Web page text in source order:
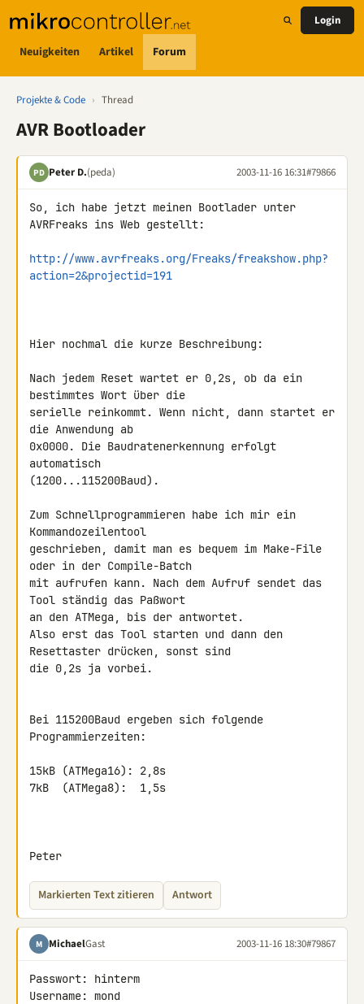
Neuigkeiten Artikel Forum
Login
Projekte & Code › Thread
AVR Bootloader
PD Peter D.(peda) 2003-11-16 16:31#79866
So, ich habe jetzt meinen Bootlader unter
AVRFreaks ins Web gestellt:
http://www.avrfreaks.org/Freaks/freakshow.php?
action=2&projectid=191
Hier nochmal die kurze Beschreibung:
Nach jedem Reset wartet er 0,2s, ob da ein
bestimmtes Wort über die
serielle reinkommt. Wenn nicht, dann startet er
die Anwendung ab
0x0000. Die Baudratenerkennung erfolgt
automatisch
(1200...115200Baud).
Zum Schnellprogrammieren habe ich mir ein
Kommandozeilentool
geschrieben, damit man es bequem im Make-File
oder in der Compile-Batch
mit aufrufen kann. Nach dem Aufruf sendet das
Tool ständig das Paßwort
an den ATMega, bis der antwortet.
Also erst das Tool starten und dann den
Resettaster drücken, sonst sind
die 0,2s ja vorbei.
Bei 115200Baud ergeben sich folgende
Programmierzeiten:
15kB (ATMega16): 2,8s
7kB  (ATMega8):  1,5s
Peter
Markierten Text zitieren Antwort
M MichaelGast 2003-11-16 18:30#79867
Passwort: hinterm
Username: mond